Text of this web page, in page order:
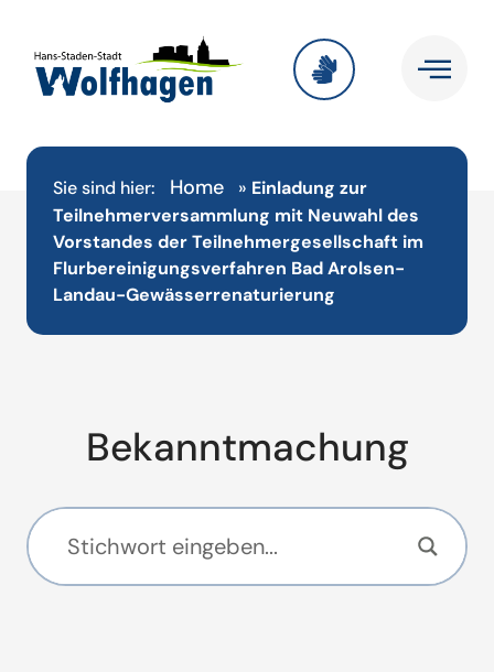
Sie sind hier: Home » Einladung zur
Teilnehmerversammlung mit Neuwahl des
Vorstandes der Teilnehmergesellschaft im
Flurbereinigungsverfahren Bad Arolsen-
Landau-Gewässerrenaturierung
Bekanntmachung